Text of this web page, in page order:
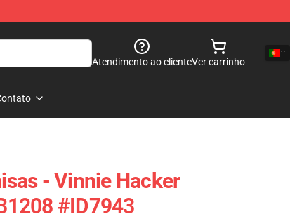
Atendimento ao clienteVer carrinho
- Vinnie Hacker
#ID7943